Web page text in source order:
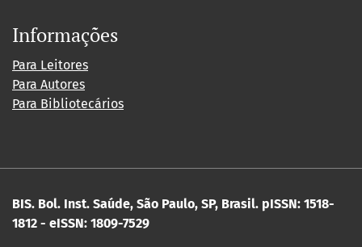
Informações
Para Leitores
Para Autores
Para Bibliotecários
BIS. Bol. Inst. Saúde, São Paulo, SP, Brasil. pISSN: 1518-
1812 - eISSN: 1809-7529